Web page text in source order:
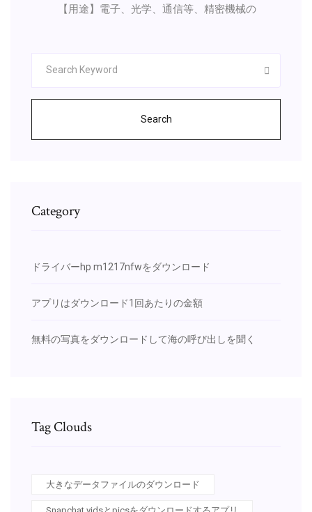
【用途】電子、光学、通信等、精密機械の
Search
Category
ドライバーhp m1217nfwをダウンロード
アプリはダウンロード1回あたりの金額
無料の写真をダウンロードして海の呼び出しを聞く
Tag Clouds
大きなデータファイルのダウンロード